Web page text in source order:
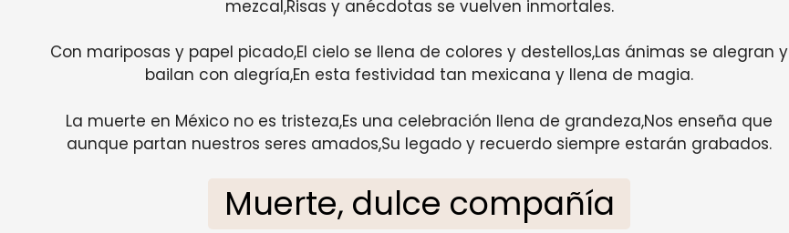
mezcal,Risas y anécdotas se vuelven inmortales.
Con mariposas y papel picado,El cielo se llena de colores y destellos,Las ánimas se alegran y
bailan con alegría,En esta festividad tan mexicana y llena de magia.
La muerte en México no es tristeza,Es una celebración llena de grandeza,Nos enseña que
aunque partan nuestros seres amados,Su legado y recuerdo siempre estarán grabados.
Muerte, dulce compañía